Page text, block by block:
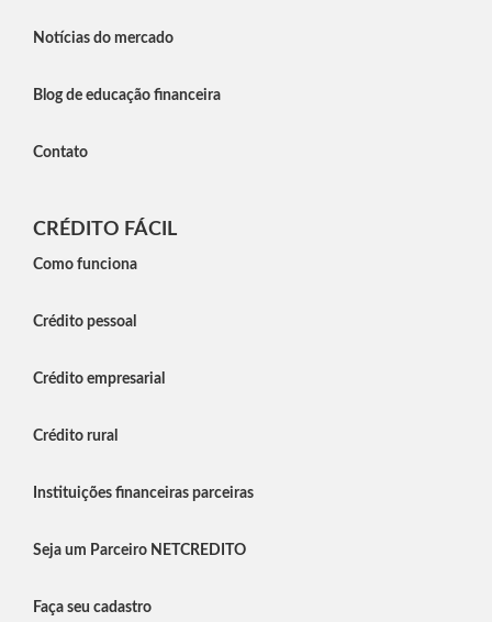
Notícias do mercado
Blog de educação financeira
Contato
CRÉDITO FÁCIL
Como funciona
Crédito pessoal
Crédito empresarial
Crédito rural
Instituições financeiras parceiras
Seja um Parceiro NETCREDITO
Faça seu cadastro